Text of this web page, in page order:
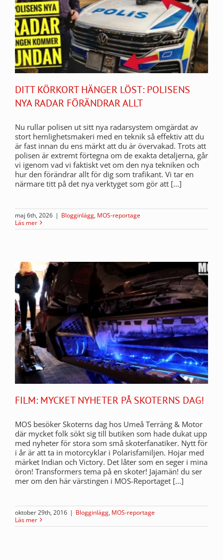
DITT KÖRKORT HÄNGER LÖST: POLISENS
NYA RADAR FÖRÄNDRAR ALLT
Nu rullar polisen ut sitt nya radarsystem omgärdat av
stort hemlighetsmakeri med en teknik så effektiv att du
är fast innan du ens märkt att du är övervakad. Trots att
polisen är extremt förtegna om de exakta detaljerna, går
vi igenom vad vi faktiskt vet om den nya tekniken och
hur den förändrar allt för dig som trafikant. Vi tar en
närmare titt på det nya verktyget som gör att [...]
maj 6th, 2026 | Blogginlägg, MOS-reportage
Läs mer
FILM: MYCKET NYHETER PÅ SKOTERNS DAG!
MOS besöker Skoterns dag hos Umeå Terräng & Motor
där mycket folk sökt sig till butiken som hade dukat upp
med nyheter för stora som små skoterfanatiker. Nytt för
i år är att ta in motorcyklar i Polarisfamiljen. Hojar med
märket Indian och Victory. Det låter som en seger i mina
öron! Transformers tema på en skoter! Jajamän! du ser
mer om den här värstingen i MOS-Reportaget [...]
oktober 29th, 2016 | Blogginlägg, MOS-reportage
Läs mer